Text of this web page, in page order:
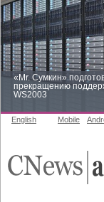
«Mr. Сумкин»
прекращению
WS2003
English Mobile